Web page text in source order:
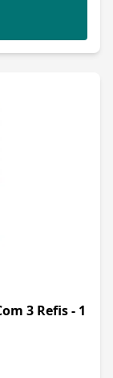
3 Refis - 1